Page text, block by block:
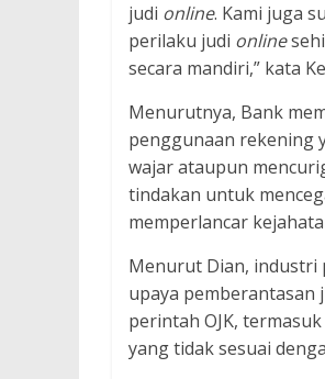
judi online. Kami juga
perilaku judi online
secara mandiri,” kata
Menurutnya, Bank
penggunaan rekening
wajar ataupun
tindakan untuk
memperlancar
Menurut Dian, industri
upaya pemberantasan
perintah OJK,
yang tidak sesuai